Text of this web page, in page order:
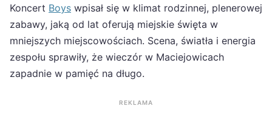
Koncert Boys wpisał się w klimat rodzinnej, plenerowej
zabawy, jaką od lat oferują miejskie święta w
mniejszych miejscowościach. Scena, światła i energia
zespołu sprawiły, że wieczór w Maciejowicach
zapadnie w pamięć na długo.
REKLAMA